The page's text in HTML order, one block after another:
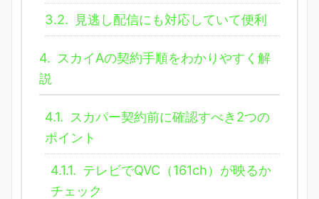
3.2. 見逃し配信にも対応していて便利
4. スカイAの契約手順をわかりやすく解
説
4.1. スカパー契約前に確認すべき2つの
ポイント
4.1.1. テレビでQVC（161ch）が映るか
チェック